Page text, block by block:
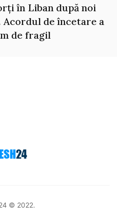
în Liban după noi
de încetare a
de fragil
© 2022.